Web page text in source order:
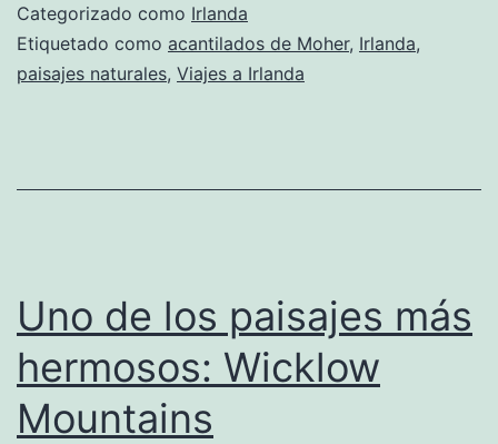
Categorizado como Irlanda
Etiquetado como acantilados de Moher, Irlanda,
paisajes naturales, Viajes a Irlanda
Uno de los paisajes más
hermosos: Wicklow
Mountains